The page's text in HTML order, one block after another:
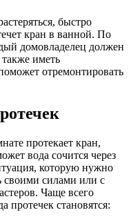
быстро
кран в ванной. По
домовладелец должен
иметь
отремонтировать
протекает кран,
вода сочится через
которую нужно
своими силами или с
Чаще всего
протечек становятся: